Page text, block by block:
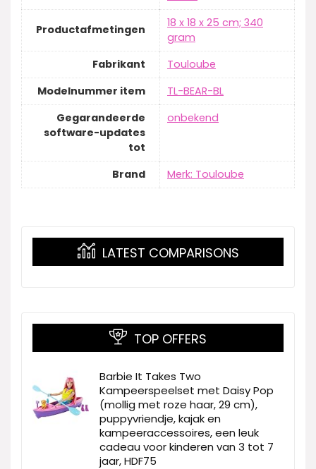
Productafmetingen
‎18 x 18 x 25 cm; 340
gram
Fabrikant
‎Touloube
Modelnummer item
‎TL-BEAR-BL
Gegarandeerde
software-updates
tot
‎onbekend
Brand Merk: Touloube
LATEST COMPARISONS
TOP OFFERS
Barbie It Takes Two
Kampeerspeelset met Daisy Pop
(mollig met roze haar, 29 cm),
puppyvriendje, kajak en
kampeeraccessoires, een leuk
cadeau voor kinderen van 3 tot 7
jaar, HDF75